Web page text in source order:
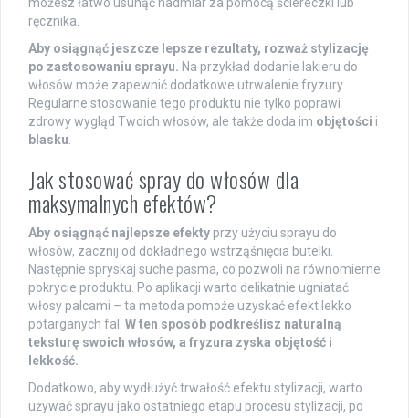
ręcznika.
Aby osiągnąć jeszcze lepsze rezultaty, rozważ stylizację
po zastosowaniu sprayu. Na przykład dodanie lakieru do
włosów może zapewnić dodatkowe utrwalenie fryzury.
Regularne stosowanie tego produktu nie tylko poprawi
zdrowy wygląd Twoich włosów, ale także doda im objętości i
blasku
Jak stosować spray do włosów dla
maksymalnych efektów?
Aby osiągnąć najlepsze efekty przy użyciu sprayu do
włosów, zacznij od dokładnego wstrząśnięcia butelki.
Następnie spryskaj suche pasma, co pozwoli na równomierne
pokrycie produktu. Po aplikacji warto delikatnie ugniatać
włosy palcami – ta metoda pomoże uzyskać efekt lekko
potarganych fal. W ten sposób podkreślisz naturalną
teksturę swoich włosów, a fryzura zyska objętość i
lekkość.
Dodatkowo, aby wydłużyć trwałość efektu stylizacji, warto
używać sprayu jako ostatniego etapu procesu stylizacji, po